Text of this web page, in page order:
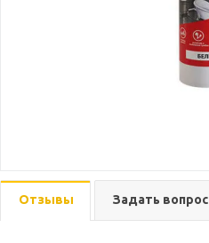
Отзывы Задать вопрос